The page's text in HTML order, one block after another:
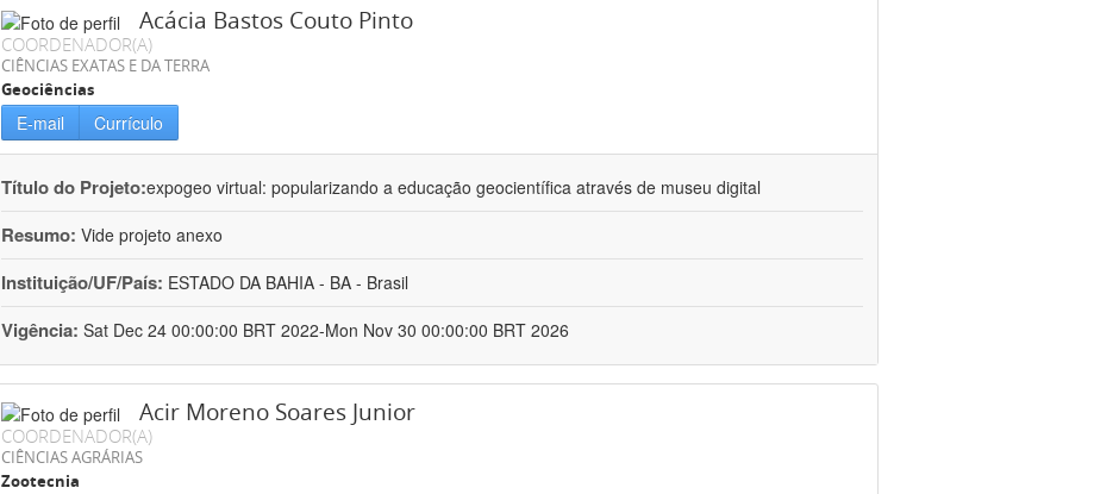
Acácia Bastos Couto Pinto
COORDENADOR(A)
CIÊNCIAS EXATAS E DA TERRA
Geociências
E-mail Currículo
Título do Projeto:expogeo virtual: popularizando a educação geocientífica através de museu digital
Resumo: Vide projeto anexo
Instituição/UF/País: ESTADO DA BAHIA - BA - Brasil
Vigência: Sat Dec 24 00:00:00 BRT 2022-Mon Nov 30 00:00:00 BRT 2026
Acir Moreno Soares Junior
COORDENADOR(A)
CIÊNCIAS AGRÁRIAS
Zootecnia